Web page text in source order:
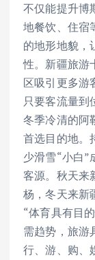
不仅能提升博
地餐饮、住宿
的地形地貌，
性。新疆旅游
区吸引更多游
只要客流量到
冬季冷清的阿
首选目的地。
少滑雪“小白”
客源。秋天来
杨，冬天来新
“体育具有目
需趋势，旅游
行、游、购、